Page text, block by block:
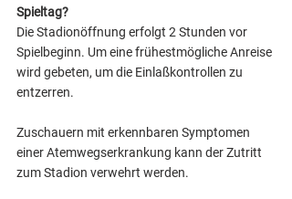
Spieltag?
Die Stadionöffnung erfolgt 2 Stunden vor
Spielbeginn. Um eine frühestmögliche Anreise
wird gebeten, um die Einlaßkontrollen zu
entzerren.
Zuschauern mit erkennbaren Symptomen
einer Atemwegserkrankung kann der Zutritt
zum Stadion verwehrt werden.